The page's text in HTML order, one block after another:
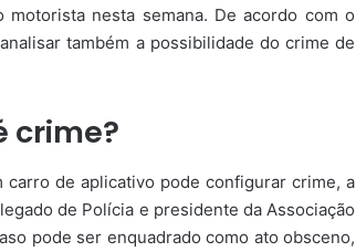
nesta semana. De acordo com o
também a possibilidade do crime de
crime?
de aplicativo pode configurar crime, a
de Polícia e presidente da Associação
pode ser enquadrado como ato obsceno,